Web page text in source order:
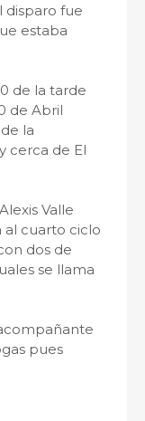
disparo fue
estaba
de la tarde
de Abril
la
cerca de El
Valle
al cuarto ciclo
dos de
se llama
pues